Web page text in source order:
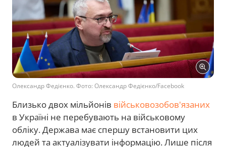
Олександр Федієнко. Фото: Олександр Федієнко/Facebook
Близько двох мільйонів військовозобов'язаних
в Україні не перебувають на військовому
обліку. Держава має спершу встановити цих
людей та актуалізувати інформацію. Лише після